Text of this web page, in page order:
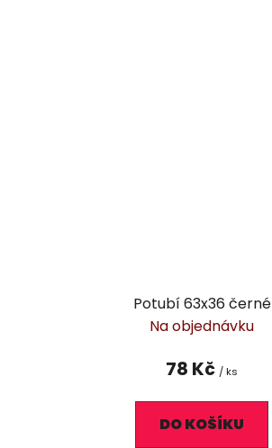
Potubí 63x36 černé
Na objednávku
78 Kč / ks
DO KOŠÍKU